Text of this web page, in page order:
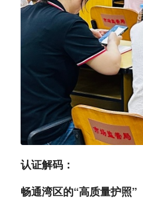
认证解码：
畅通湾区的“高质量护照”